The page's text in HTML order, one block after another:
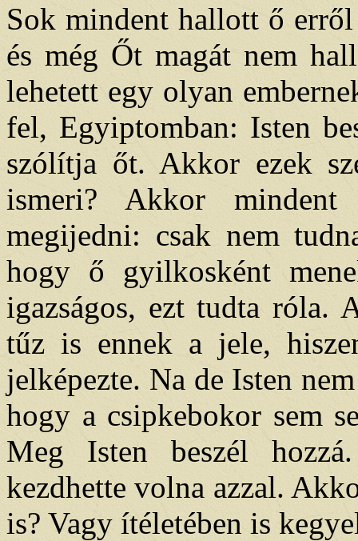
Sok mindent hallott ő
és még Őt magát nem
lehetett egy olyan
fel, Egyiptomban: Isten
szólítja őt. Akkor ezek
ismeri? Akkor
megijedni: csak nem
hogy ő gyilkosként
igazságos, ezt tudta róla.
tűz is ennek a jele,
jelképezte. Na de Isten
hogy a csipkebokor sem
Meg Isten beszél
kezdhette volna azzal.
is? Vagy ítéletében is